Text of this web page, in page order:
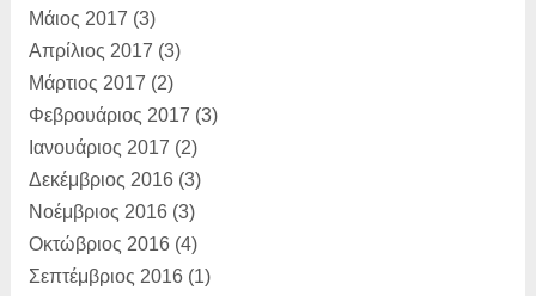
Μάιος 2017 (3)
Απρίλιος 2017 (3)
Μάρτιος 2017 (2)
Φεβρουάριος 2017 (3)
Ιανουάριος 2017 (2)
Δεκέμβριος 2016(3)
Νοέμβριος 2016(3)
Οκτώβριος 2016(4)
Σεπτέμβριος 2016(1)